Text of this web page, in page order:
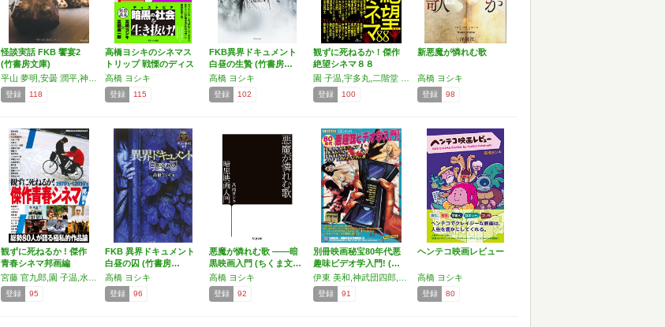
怪談実話 FKB 饗宴2
(竹書房文庫)
登録 118
高橋ヨシキのシネマス
トリップ 戦慄のディス
ト…
高橋 ヨシキ
登録 115
FKB異界ドキュメント
白昼の生贄 (竹書房…
高橋 ヨシキ
登録 102
観ずに死ねるか！傑作
絶望シネマ８８
登録 100
新悪魔が憐れむ歌
高橋 ヨシキ
登録 98
観ずに死ねるか ! 傑作
青春シネマ邦画編
登録 95
FKB 異界ドキュメント
白昼の囚 (竹書房…
高橋 ヨシキ
登録 96
悪魔が憐れむ歌 ――暗
黒映画入門 (ちくま文…
高橋 ヨシキ
登録 92
別冊映画秘宝80年代悪
趣味ビデオ学入門! (…
登録 91
ヘンテコ映画レビュー
高橋 ヨシキ
登録 80